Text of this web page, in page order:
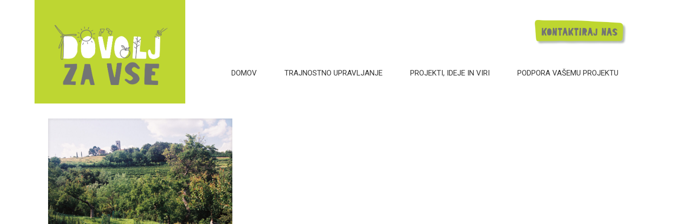
DOMOV TRAJNOSTNO UPRAVLJANJE PROJEKTI, IDEJE IN VIRI PODPORA VAŠEMU PROJEKTU